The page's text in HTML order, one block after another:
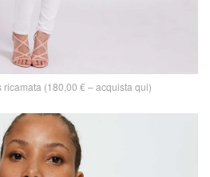
(180,00 € – acquista qui)